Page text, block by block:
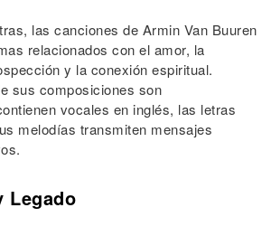
las canciones de Armin Van Buuren
relacionados con el amor, la
y la conexión espiritual.
sus composiciones son
vocales en inglés, las letras
melodías transmiten mensajes
Legado